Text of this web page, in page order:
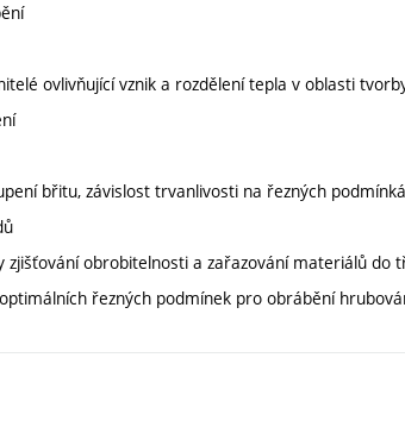
ovlivňující vznik a rozdělení tepla v oblasti
břitu, závislost trvanlivosti na řezných
obrobitelnosti a zařazování materiálů do
řezných podmínek pro obrábění